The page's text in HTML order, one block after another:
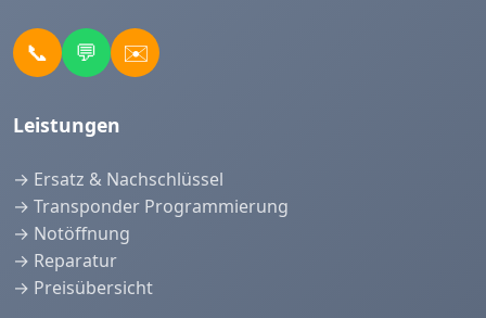
📞 💬 ✉️
Leistungen
→ Ersatz & Nachschlüssel
→ Transponder Programmierung
→ Notöffnung
→ Reparatur
→ Preisübersicht